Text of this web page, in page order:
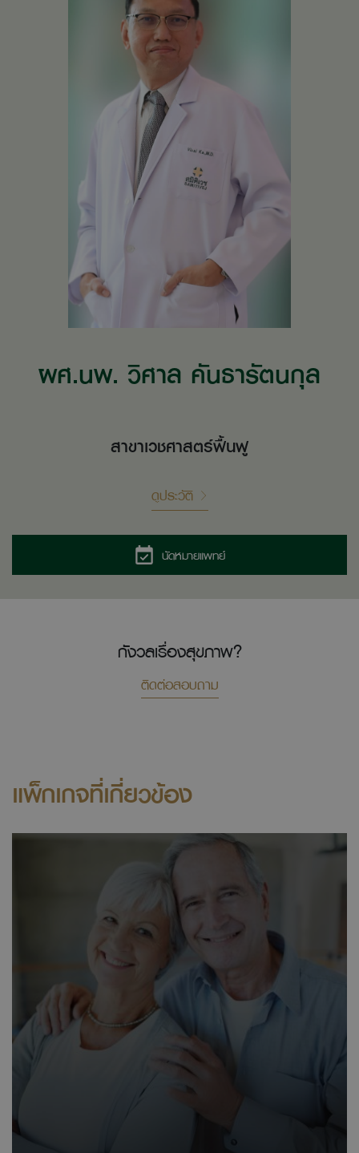
ผศ.นพ. วิศาล คันธารัตนกุล
สาขาเวชศาสตร์ฟื้นฟู
ดูประวัติ
นัดหมายแพทย์
กังวลเรื่องสุขภาพ?
ติดต่อสอบถาม
แพ็กเกจที่เกี่ยวข้อง